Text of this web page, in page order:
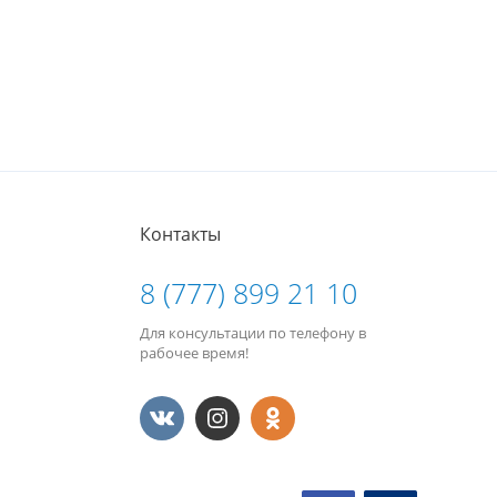
Контакты
8 (777) 899 21 10
Для консультации по телефону в
рабочее время!